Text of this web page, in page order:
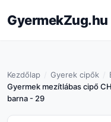
GyermekZug.hu
Kezdőlap Gyerek cipők
Gyermek mezítlábas cipő
barna - 29